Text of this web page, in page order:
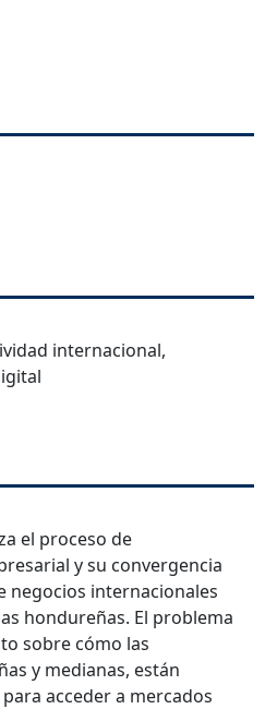
internacional,
el proceso de
y su convergencia
negocios internacionales
hondureñas. El problema
sobre cómo las
y medianas, están
acceder a mercados